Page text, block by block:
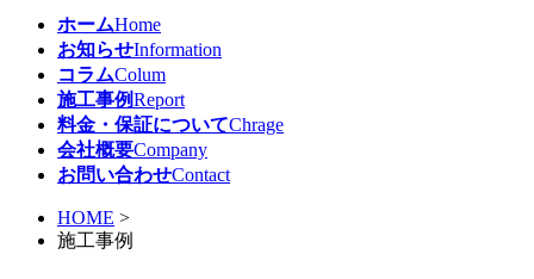
ホームHome
お知らせInformation
コラムColum
施工事例Report
料金・保証についてChrage
会社概要Company
お問い合わせContact
HOME >
施工事例